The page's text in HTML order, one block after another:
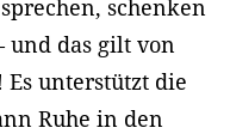
schenken
und das gilt von
unterstützt die
Ruhe in den